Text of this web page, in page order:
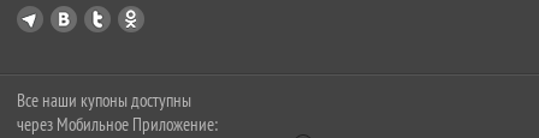
Все наши купоны доступны
через Мобильное Приложение: